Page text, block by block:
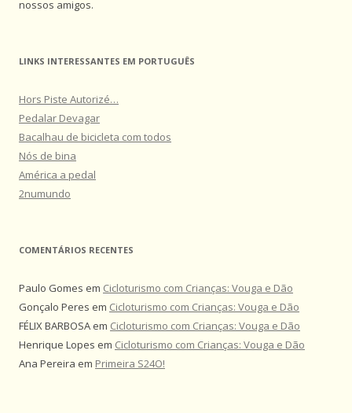
nossos amigos.
LINKS INTERESSANTES EM PORTUGUÊS
Hors Piste Autorizé…
Pedalar Devagar
Bacalhau de bicicleta com todos
Nós de bina
América a pedal
2numundo
COMENTÁRIOS RECENTES
Paulo Gomes em Cicloturismo com Crianças: Vouga e Dão
Gonçalo Peres em Cicloturismo com Crianças: Vouga e Dão
FÉLIX BARBOSA em Cicloturismo com Crianças: Vouga e Dão
Henrique Lopes em Cicloturismo com Crianças: Vouga e Dão
Ana Pereira em Primeira S24O!